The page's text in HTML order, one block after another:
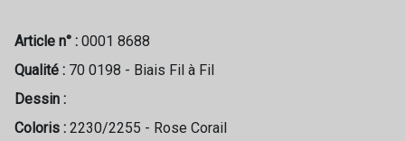
Article n° : 0001 8688
Qualité : 70 0198 - Biais Fil à Fil
Dessin :
Coloris : 2230/2255 - Rose Corail